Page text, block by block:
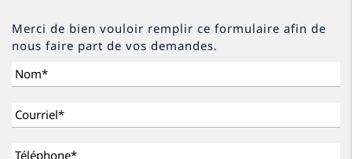
Merci de bien vouloir remplir ce formulaire afin de
nous faire part de vos demandes.